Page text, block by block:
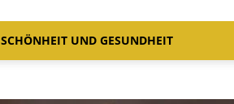
SCHÖNHEIT UND GESUNDHEIT